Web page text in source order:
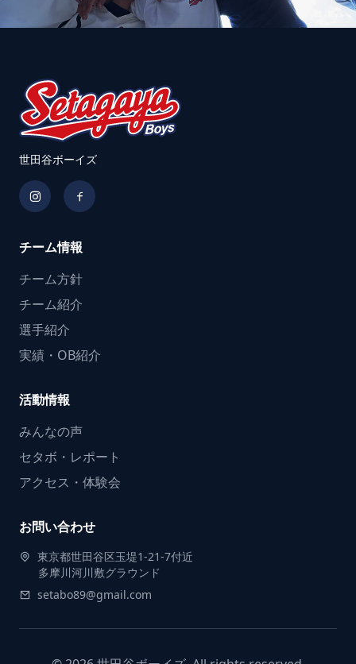
世田谷ボーイズ
チーム情報
チーム方針
チーム紹介
選手紹介
実績・OB紹介
活動情報
みんなの声
セタボ・レポート
アクセス・体験会
お問い合わせ
東京都世田谷区玉堤1-21-7付近
多摩川河川敷グラウンド
setabo89@gmail.com